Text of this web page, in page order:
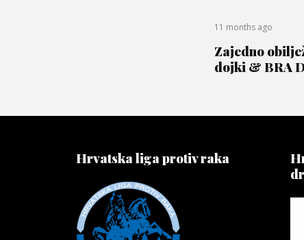
11 months ago
Zajedno
dojki & BRA
Hrvatska liga protiv raka